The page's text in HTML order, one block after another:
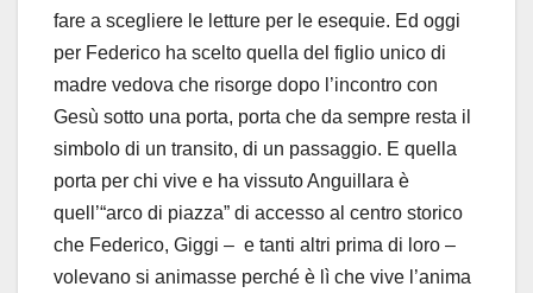
fare a scegliere le letture per le esequie. Ed oggi
per Federico ha scelto quella del figlio unico di
madre vedova che risorge dopo l’incontro con
Gesù sotto una porta, porta che da sempre resta il
simbolo di un transito, di un passaggio. E quella
porta per chi vive e ha vissuto Anguillara è
quell’“arco di piazza” di accesso al centro storico
che Federico, Giggi – e tanti altri prima di loro –
volevano si animasse perché è lì che vive l’anima